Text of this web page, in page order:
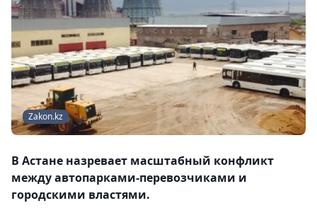
Zakon.kz
В Астане назревает масштабный конфликт
между автопарками-перевозчиками и
городскими властями.